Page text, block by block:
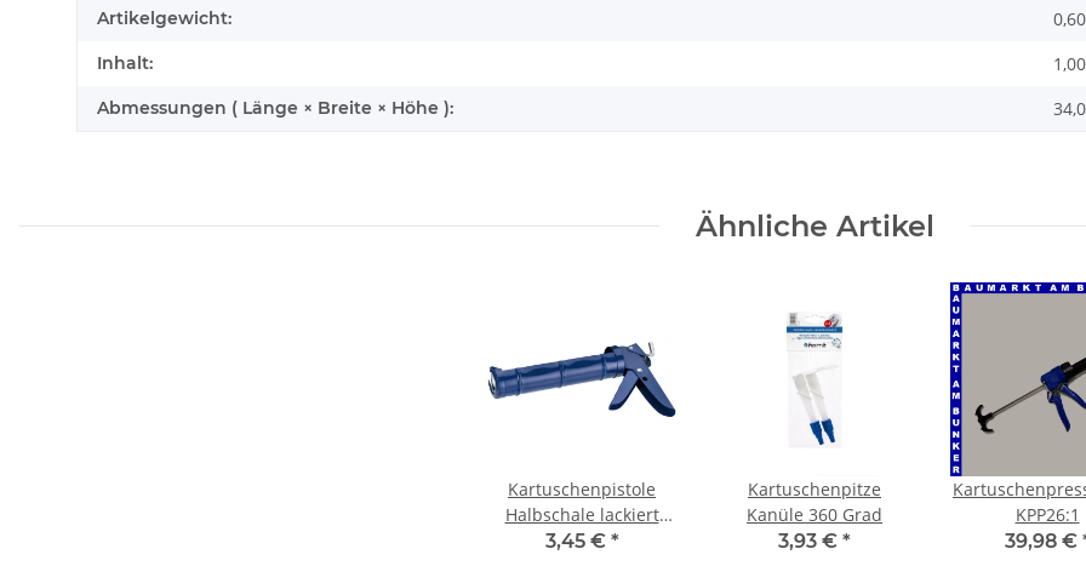
Artikelgewicht: 0,60
Inhalt:
Abmessungen ( Länge × Breite × Höhe ):
Ähnliche Artikel
Kartuschenpistole
Halbschale lackiert
gezahnte Schubstange
3,45 € *
Kartuschenpitze
Kanüle 360 Grad
3,93 € *
KPP26:1
39,98 €